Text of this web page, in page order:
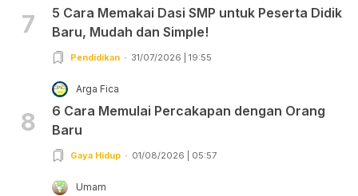
7
5 Cara Memakai Dasi SMP untuk Peserta Didik
Baru, Mudah dan Simple!
Pendidikan 31/07/2026 | 19:55
8
Arga Fica
6 Cara Memulai Percakapan dengan Orang
Baru
Gaya Hidup 01/08/2026 | 05:57
Umam